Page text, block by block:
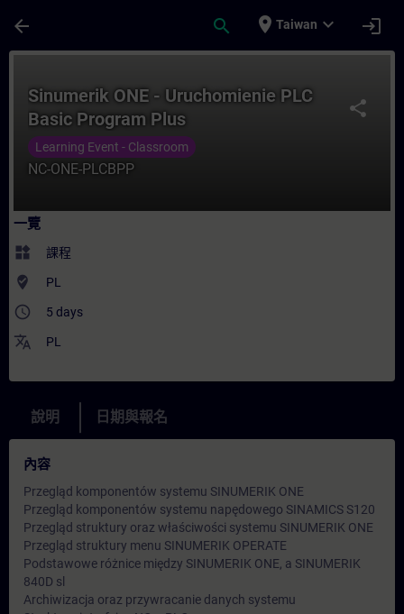
arrow_back search place Taiwan expand_more login
share
Sinumerik ONE - Uruchomienie PLC
Basic Program Plus
Learning Event - Classroom
NC-ONE-PLCBPP
一覽
widgets 課程
where_to_vote PL
access_time 5 days
translate PL
說明 日期與報名
內容
Przegląd komponentów systemu SINUMERIK ONE
Przegląd komponentów systemu napędowego SINAMICS S120
Przegląd struktury oraz właściwości systemu SINUMERIK ONE
Przegląd struktury menu SINUMERIK OPERATE
Podstawowe różnice między SINUMERIK ONE, a SINUMERIK
840D sl
Archiwizacja oraz przywracanie danych systemu